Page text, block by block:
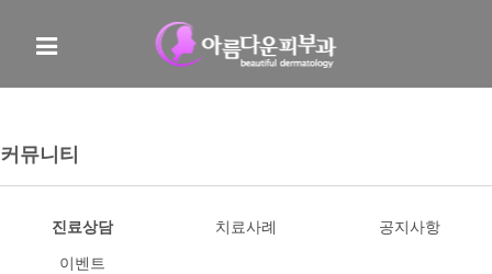
커뮤니티
진료상담 치료사례
공지사항
이벤트